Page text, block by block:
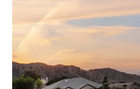
Parfaite pour les scènes de
manger walk-in et une table de petit-
familial est à côté de la cuisine avec
une cheminée en